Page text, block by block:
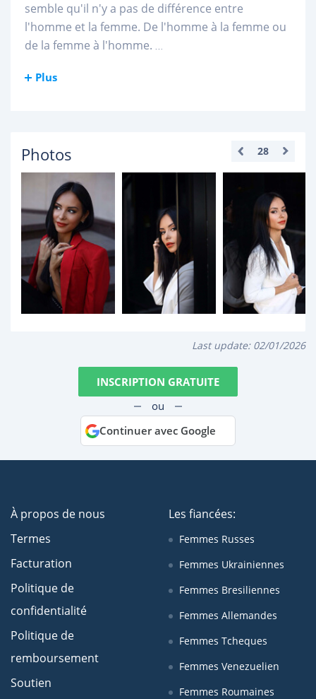
semble qu'il n'y a pas de différence entre
l'homme et la femme. De l'homme à la femme ou
de la femme à l'homme. ...
Plus
Photos 28
Last update: 02/01/2026
INSCRIPTION GRATUITE
ou
Continuer avec Google
À propos de nous
Termes
Facturation
Politique de
confidentialité
Politique de
remboursement
Soutien
Les fiancées:
Femmes Russes
Femmes Ukrainiennes
Femmes Bresiliennes
Femmes Allemandes
Femmes Tcheques
Femmes Venezuelien
Femmes Roumaines